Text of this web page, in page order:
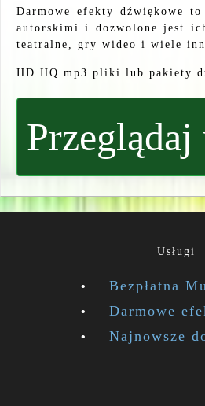
Darmowe efekty dźwiękowe
autorskimi i dozwolone jest
teatralne, gry wideo i wiele
HD HQ mp3 pliki lub pakiety
Usługi
Bezpłatna
Darmowe
Najnowsze